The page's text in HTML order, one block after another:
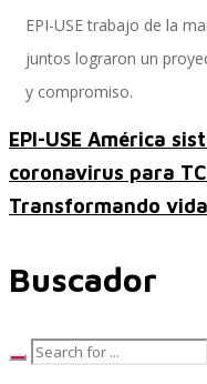
SAP JAM
EPI-USE trabajo de la
juntos lograron un
y compromiso.
EPI-USE América
coronavirus para
Transformando
Buscador